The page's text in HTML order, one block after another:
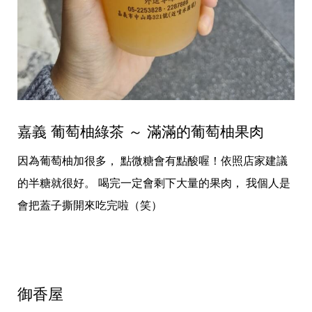
嘉義 葡萄柚綠茶 ～ 滿滿的葡萄柚果肉
因為葡萄柚加很多， 點微糖會有點酸喔！依照店家建議
的半糖就很好。 喝完一定會剩下大量的果肉， 我個人是
會把蓋子撕開來吃完啦（笑）
御香屋